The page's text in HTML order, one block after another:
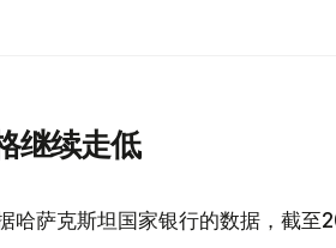
继续走低
哈萨克斯坦国家银行的数据，截